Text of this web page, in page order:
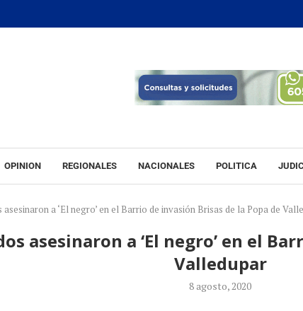
OPINION REGIONALES NACIONALES POLITICA
a ‘El negro’ en el Barrio de invasión Brisas de la Popa de
asesinaron a ‘El negro’ en el
Valledupar
8 agosto, 2020